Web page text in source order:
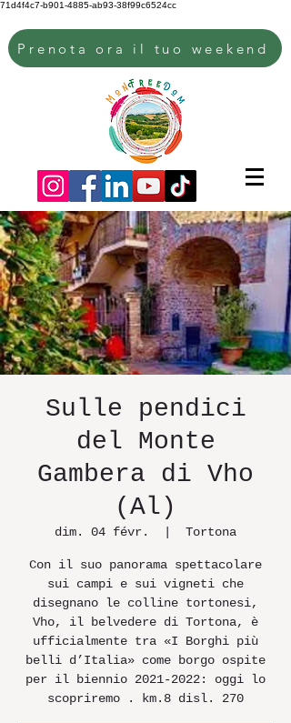
71d4f4c7-b901-4885-ab93-38f99c6524cc
Prenota ora il tuo weekend
Sulle pendici
del Monte
Gambera di Vho
(Al)
dim. 04 févr. Tortona
Con il suo panorama spettacolare
sui campi e sui vigneti che
disegnano le colline tortonesi,
Vho, il belvedere di Tortona, è
ufficialmente tra «I Borghi più
belli d’Italia» come borgo ospite
per il biennio 2021-2022: oggi lo
scopriremo . km.8 disl. 270